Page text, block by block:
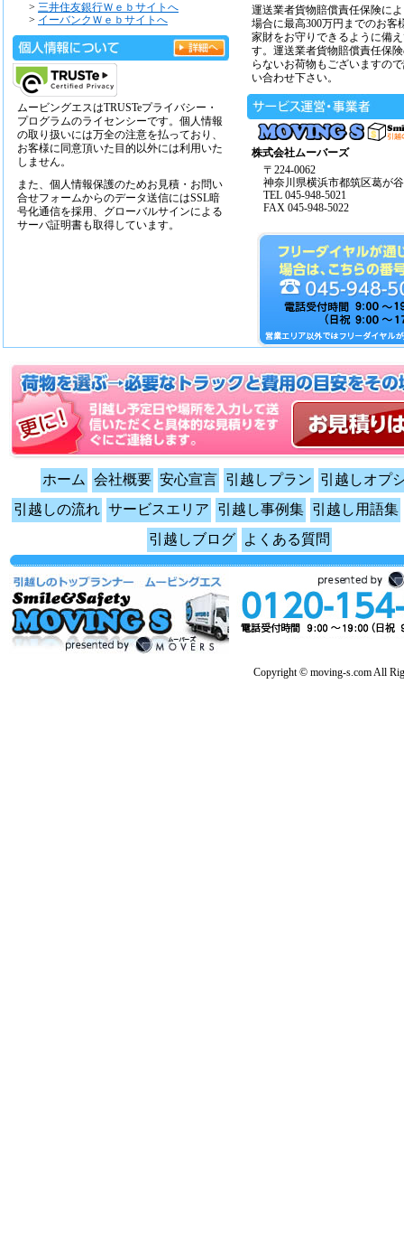
> 三井住友銀行Ｗｅｂサイトへ
> イーバンクＷｅｂサイトへ
ムービングエスはTRUSTeプライバシー・
プログラムのライセンシーです。個人情報
の取り扱いには万全の注意を払っており、
お客様に同意頂いた目的以外には利用いた
しません。
また、個人情報保護のためお見積・お問い
合せフォームからのデータ送信にはSSL暗
号化通信を採用、グローバルサインによる
サーバ証明書も取得しています。
運送業者貨物賠償責任保険に
場合に最高300万円までのお客
家財をお守りできるように備
す。運送業者貨物賠償責任保
らないお荷物もございますの
い合わせ下さい。
株式会社ムーバーズ
〒224-0062
神奈川県横浜市都筑区葛が
TEL 045-948-5021
FAX 045-948-5022
ホーム 会社概要 安心宣言 引越しプラン
引越しオプ
引越しの流れ サービスエリア 引越し事例集 引越し用語集
引越しブログ
よくある質問
Copyright © moving-s.com All